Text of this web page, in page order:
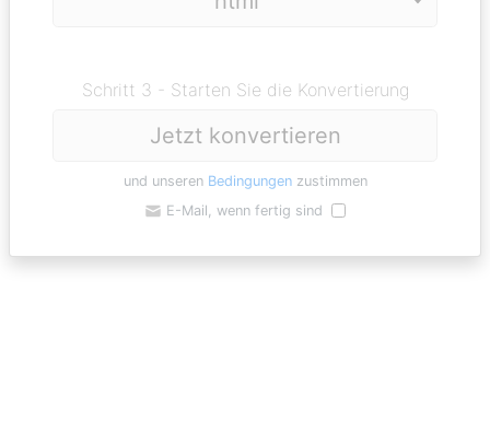
Schritt 3 - Starten Sie die Konvertierung
Jetzt konvertieren
und unseren Bedingungenzustimmen
E-Mail, wenn fertig sind